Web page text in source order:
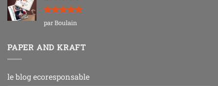
Note5sur
5
par Boulain
PAPER AND KRAFT
le blog ecoresponsable